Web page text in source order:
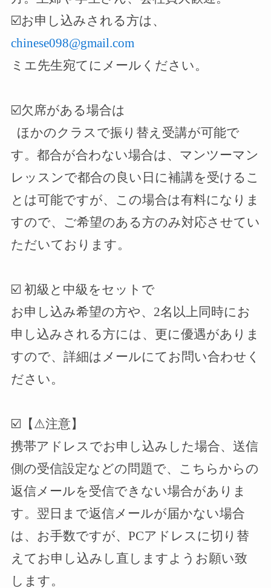
☑️お申し込みされる方は、
chinese098@gmail.com
ミエ先生宛てにメールください。
☑️欠席がある場合は
ほかのクラスで振り替え受講が可能で
す。都合が合わない場合は、マンツーマン
レッスンで都合の良い日に補講を受けるこ
とは可能ですが、この場合は有料になりま
すので、ご希望のある方のみ対応させてい
ただいております。
☑️ 初級と中級をセットで
お申し込み希望の方や、 2名以上同時にお
申し込みされる方には、更に優遇がありま
すので、詳細はメールにてお問い合わせく
ださい。
☑️ 【⚠︎注意】
携帯アドレスでお申し込みした場合、送信
側の受信設定などの問題で、こちらからの
返信メールを受信できない場合がありま
す。翌日まで返信メールが届かない場合
は、お手数ですが、 PCアドレスに切り替
えてお申し込みし直しますようお願い致
します。